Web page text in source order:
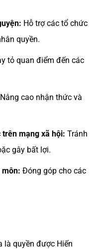
Hỗ trợ các tổ chức
quyền.
tỏ quan điểm đến các
Nâng cao nhận thức và
trên mạng xã hội: Tránh
gây bất lợi.
môn: Đóng góp cho các
là quyền được Hiến